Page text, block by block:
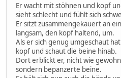
Er wacht mit stöhnen und kopf
sieht schlecht und fühlt sich
Er sitzt zusammengekauert an
langsam, den kopf haltend, um.
Als er sich genug umgeschaut
kopf und schaut die beine hinab.
Dort erblickt er, nicht wie
sondern bepanzerte beine.